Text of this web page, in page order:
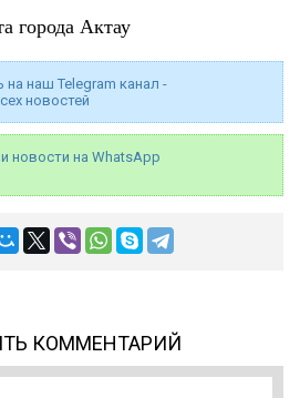
города Актау
наш Telegram канал -
новостей
новости на WhatsApp
КОММЕНТАРИЙ